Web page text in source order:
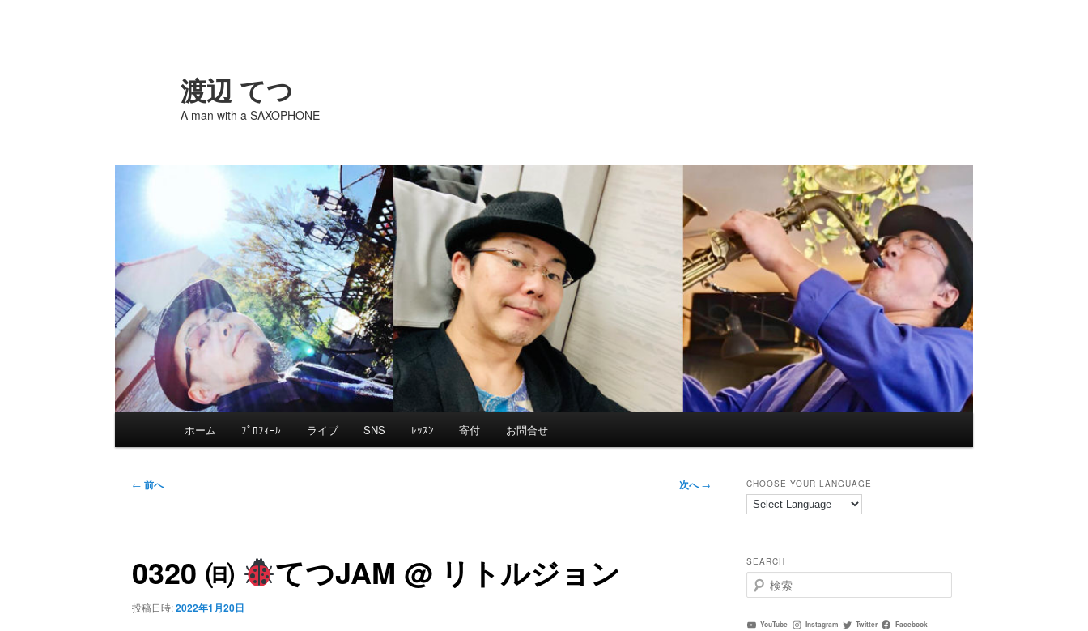
渡辺 てつ
A man with a SAXOPHONE
イ
メ
コ
ン
ホーム ﾌﾟﾛﾌｨｰﾙ ライブ SNS ﾚｯｽﾝ 寄付 お問合せ
投
ゲ
ー
シ
← 前へ 次へ→
0320 ㈰ てつJAM @ リトルジョン
投稿日時:2022年1月20日
CHOOSE YOUR LANGUAGE
SEARCH
検
索
YouTube Instagram Twitter
Facebook